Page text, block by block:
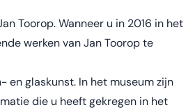
Toorop. Wanneer u in 2016 in het
werken van Jan Toorop te
en glaskunst. In het museum zijn
die u heeft gekregen in het